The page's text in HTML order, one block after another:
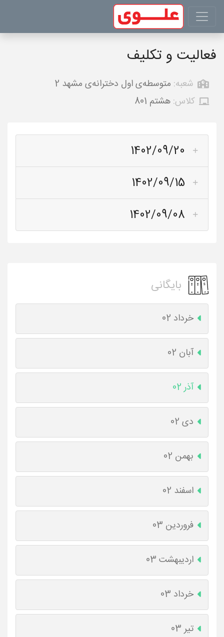
فعالیت و تکلیف
شعبه: متوسطه‌ی اول دخترانه‌ی مشهد 2
کلاس: هشتم 801
1402/09/20
1402/09/15
1402/09/08
بایگانی
خرداد 02
آبان 02
آذر 02
دی 02
بهمن 02
اسفند 02
فروردین 03
اردیبهشت 03
خرداد 03
تیر 03